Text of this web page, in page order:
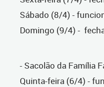
Sábado (8/4) -
Domingo (9/4) -
- Sacolão da Família
Quinta-feira (6/4) -